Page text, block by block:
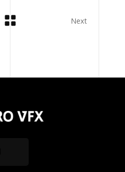
Next